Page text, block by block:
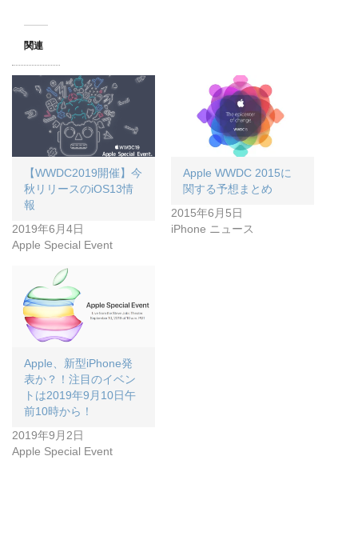
関連
【WWDC2019開催】今
秋リリースのiOS13情
報
2019年6月4日
Apple Special Event
Apple WWDC 2015に
関する予想まとめ
2015年6月5日
iPhone ニュース
Apple、新型iPhone発
表か？！注目のイベン
トは2019年9月10日午
前10時から！
2019年9月2日
Apple Special Event